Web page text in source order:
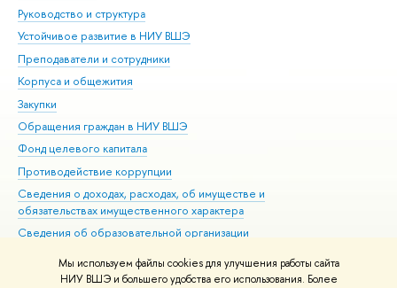
Мы используем файлы cookies для улучшения работы сайта
НИУ ВШЭ и большего удобства его использования. Более
Руководство и структура
Устойчивое развитие в НИУ ВШЭ
Преподаватели и сотрудники
Корпуса и общежития
Закупки
Обращения граждан в НИУ ВШЭ
Фонд целевого капитала
Противодействие коррупции
Сведения о доходах, расходах, об имуществе и
обязательствах имущественного характера
Сведения об образовательной организации
Людям с ограниченными возможностями здоровья
Единая платежная страница